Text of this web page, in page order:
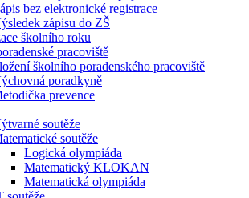
bez elektronické registrace
zápisu do ZŠ
školního roku
pracoviště
školního poradenského pracoviště
poradkyně
prevence
soutěže
soutěže
Logická olympiáda
Matematický KLOKAN
Matematická olympiáda